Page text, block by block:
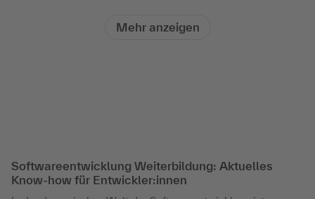
Mehr anzeigen
Softwareentwicklung Weiterbildung: Aktuelles
Know-how für Entwickler:innen